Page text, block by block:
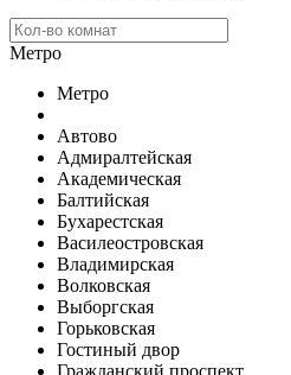
Метро
Метро
Автово
Адмиралтейская
Академическая
Балтийская
Бухарестская
Василеостровская
Владимирская
Волковская
Выборгская
Горьковская
Гостиный двор